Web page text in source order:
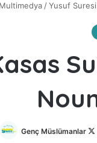
Multimedya / Yusuf
Genç Müslümanlar